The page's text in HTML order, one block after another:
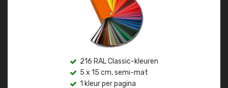
216 RAL Classic-kleuren
5 x 15 cm, semi-mat
1 kleur per pagina